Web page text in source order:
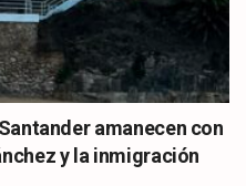
amanecen con
y la inmigración